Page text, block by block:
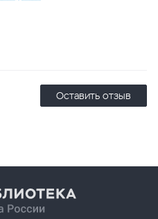
Оставить отзыв